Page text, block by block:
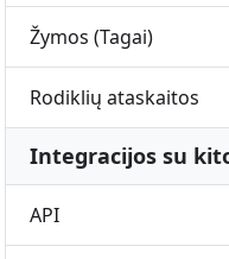
Žymos (Tagai)
Rodiklių ataskaitos
Integracijos su
API